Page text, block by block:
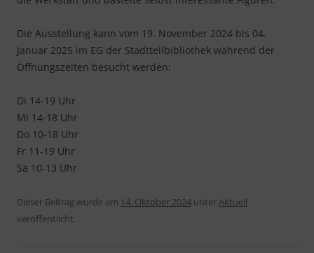
Die Ausstellung kann vom 19. November 2024 bis 04.
Januar 2025 im EG der Stadtteilbibliothek während der
Öffnungszeiten besucht werden:
Di 14-19 Uhr
Mi 14-18 Uhr
Do 10-18 Uhr
Fr 11-19 Uhr
Sa 10-13 Uhr
Dieser Beitrag wurde am 14. Oktober 2024 unterAktuell
veröffentlicht.